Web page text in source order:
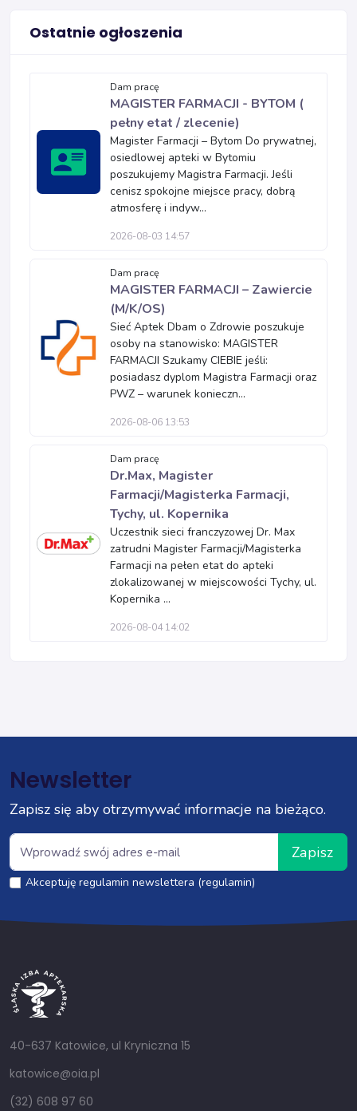
Ostatnie ogłoszenia
Dam pracę
MAGISTER FARMACJI - BYTOM (
pełny etat / zlecenie)
Magister Farmacji – Bytom Do prywatnej,
osiedlowej apteki w Bytomiu
poszukujemy Magistra Farmacji. Jeśli
cenisz spokojne miejsce pracy, dobrą
atmosferę i indyw...
2026-08-03 14:57
Dam pracę
MAGISTER FARMACJI – Zawiercie
(M/K/OS)
Sieć Aptek Dbam o Zdrowie poszukuje
osoby na stanowisko: MAGISTER
FARMACJI Szukamy CIEBIE jeśli:
posiadasz dyplom Magistra Farmacji oraz
PWZ – warunek konieczn...
2026-08-06 13:53
Dam pracę
Dr.Max, Magister
Farmacji/Magisterka Farmacji,
Tychy, ul. Kopernika
Uczestnik sieci franczyzowej Dr. Max
zatrudni Magister Farmacji/Magisterka
Farmacji na pełen etat do apteki
zlokalizowanej w miejscowości Tychy, ul.
Kopernika ...
2026-08-04 14:02
Newsletter
Zapisz się aby otrzymywać informacje na bieżąco.
Zapisz
Akceptuję regulamin newslettera (regulamin)
40-637 Katowice, ul Kryniczna 15
katowice@oia.pl
(32) 608 97 60